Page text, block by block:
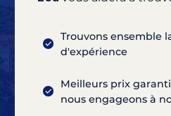
Trouvons ensemble
d'expérience
Meilleurs prix
nous engageons à